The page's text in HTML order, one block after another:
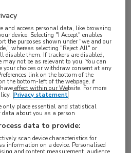
,Oncologie
and access personal data, like browsing
device. Selecting "I Accept" enables
the purposes shown under "we and our
whereas selecting "Reject All" or
them. If trackers are disabled,
may not be as relevant to you. You can
your choices or withdraw consent at any
link on the bottom of the
the bottom-left of the webpage, if
effect within our Website. For more
Privacy statement
only place essential and statistical
data about you as a person
data to provide:
scan device characteristics for
information on a device. Personalised